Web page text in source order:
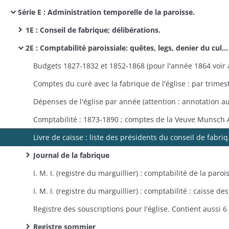
Série E : Administration temporelle de la paroisse.
1E : Conseil de fabrique; délibérations.
2E : Comptabilité paroissiale: quêtes, legs, denier du culte, honoraires, budgets et comptes, registres des messes.
Livre de caisse : liste des présidents du conseil de fabrique et des contrôleurs 1869-1910 ; comptes 1895-1910 (1911 incomplète : pages arrachées).
Journal de la fabrique
Registre sommier